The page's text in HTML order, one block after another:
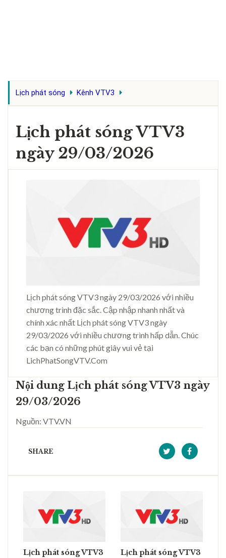
Lịch phát sóng Kênh VTV3
Lịch phát sóng VTV3
ngày 29/03/2026
Lịch phát sóng VTV3 ngày 29/03/2026 với nhiều
chương trình đặc sắc. Cập nhập nhanh nhất và
chính xác nhất Lịch phát sóng VTV3 ngày
29/03/2026 với nhiều chương trình hấp dẫn. Chúc
các bạn có những phút giây vui vẻ tại
LichPhatSongVTV.Com
Nội dung Lịch phát sóng VTV3 ngày
29/03/2026
Nguồn: VTV.VN
SHARE
Lịch phát sóng VTV3
Lịch phát sóng VTV3